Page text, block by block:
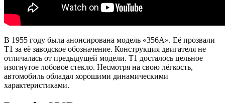
В 1955 году была анонсирована модель «356A». Её прозвали
Т1 за её заводское обозначение. Конструкция двигателя не
отличалась от предыдущей модели. Т1 досталось цельное
изогнутое лобовое стекло. Несмотря на свою лёгкость,
автомобиль обладал хорошими динамическими
характеристиками.